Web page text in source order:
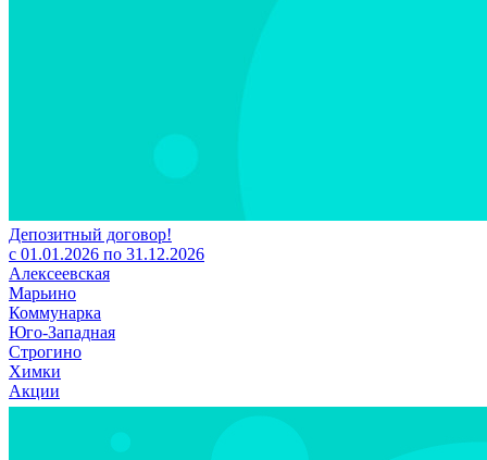
Депозитный договор!
с 01.01.2026 по 31.12.2026
Алексеевская
Марьино
Коммунарка
Юго-Западная
Строгино
Химки
Акции